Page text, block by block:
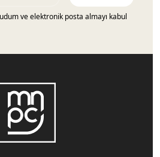
ve elektronik posta almayı kabul